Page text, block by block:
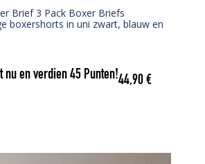
Brief 3 Pack Boxer Briefs
boxershorts in uni zwart, blauw en
nu en verdien45 Punten!44,90€